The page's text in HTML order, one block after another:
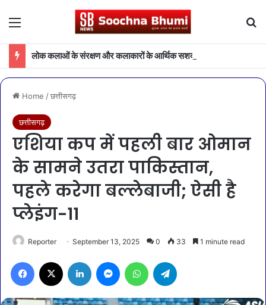
Menu
Home /छत्तीसगढ़
छत्तीसगढ़
एशिया कप में पहली बार ओमान
के सामने उतरा पाकिस्तान,
पहले करेगा बल्लेबाजी; ऐसी है
प्लेइंग-11
Reporter September 13, 2025 0 33 1 minute read
Facebook LinkedIn MessengerWhatsApp